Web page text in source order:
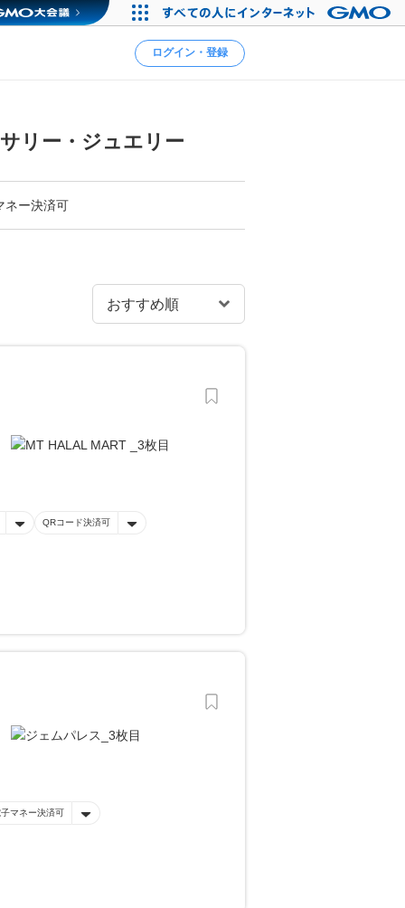
ログイン・登録
リー・ジュエリー
ネー決済可
QRコード決済可
子マネー決済可